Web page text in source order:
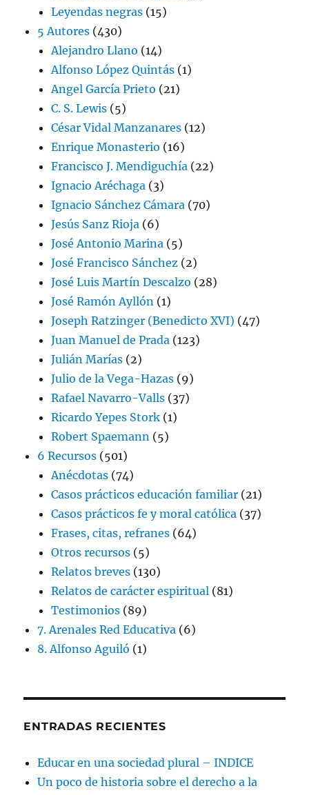
Leyendas negras (15)
5 Autores (430)
Alejandro Llano (14)
Alfonso López Quintás (1)
Angel García Prieto (21)
C. S. Lewis (5)
César Vidal Manzanares (12)
Enrique Monasterio (16)
Francisco J. Mendiguchía (22)
Ignacio Aréchaga (3)
Ignacio Sánchez Cámara (70)
Jesús Sanz Rioja (6)
José Antonio Marina (5)
José Francisco Sánchez (2)
José Luis Martín Descalzo (28)
José Ramón Ayllón (1)
Joseph Ratzinger (Benedicto XVI) (47)
Juan Manuel de Prada (123)
Julián Marías (2)
Julio de la Vega-Hazas (9)
Rafael Navarro-Valls (37)
Ricardo Yepes Stork (1)
Robert Spaemann (5)
6 Recursos (501)
Anécdotas (74)
Casos prácticos educación familiar (21)
Casos prácticos fe y moral católica (37)
Frases, citas, refranes (64)
Otros recursos (5)
Relatos breves (130)
Relatos de carácter espiritual (81)
Testimonios (89)
7. Arenales Red Educativa (6)
8. Alfonso Aguiló (1)
ENTRADAS RECIENTES
Educar en una sociedad plural – INDICE
Un poco de historia sobre el derecho a la